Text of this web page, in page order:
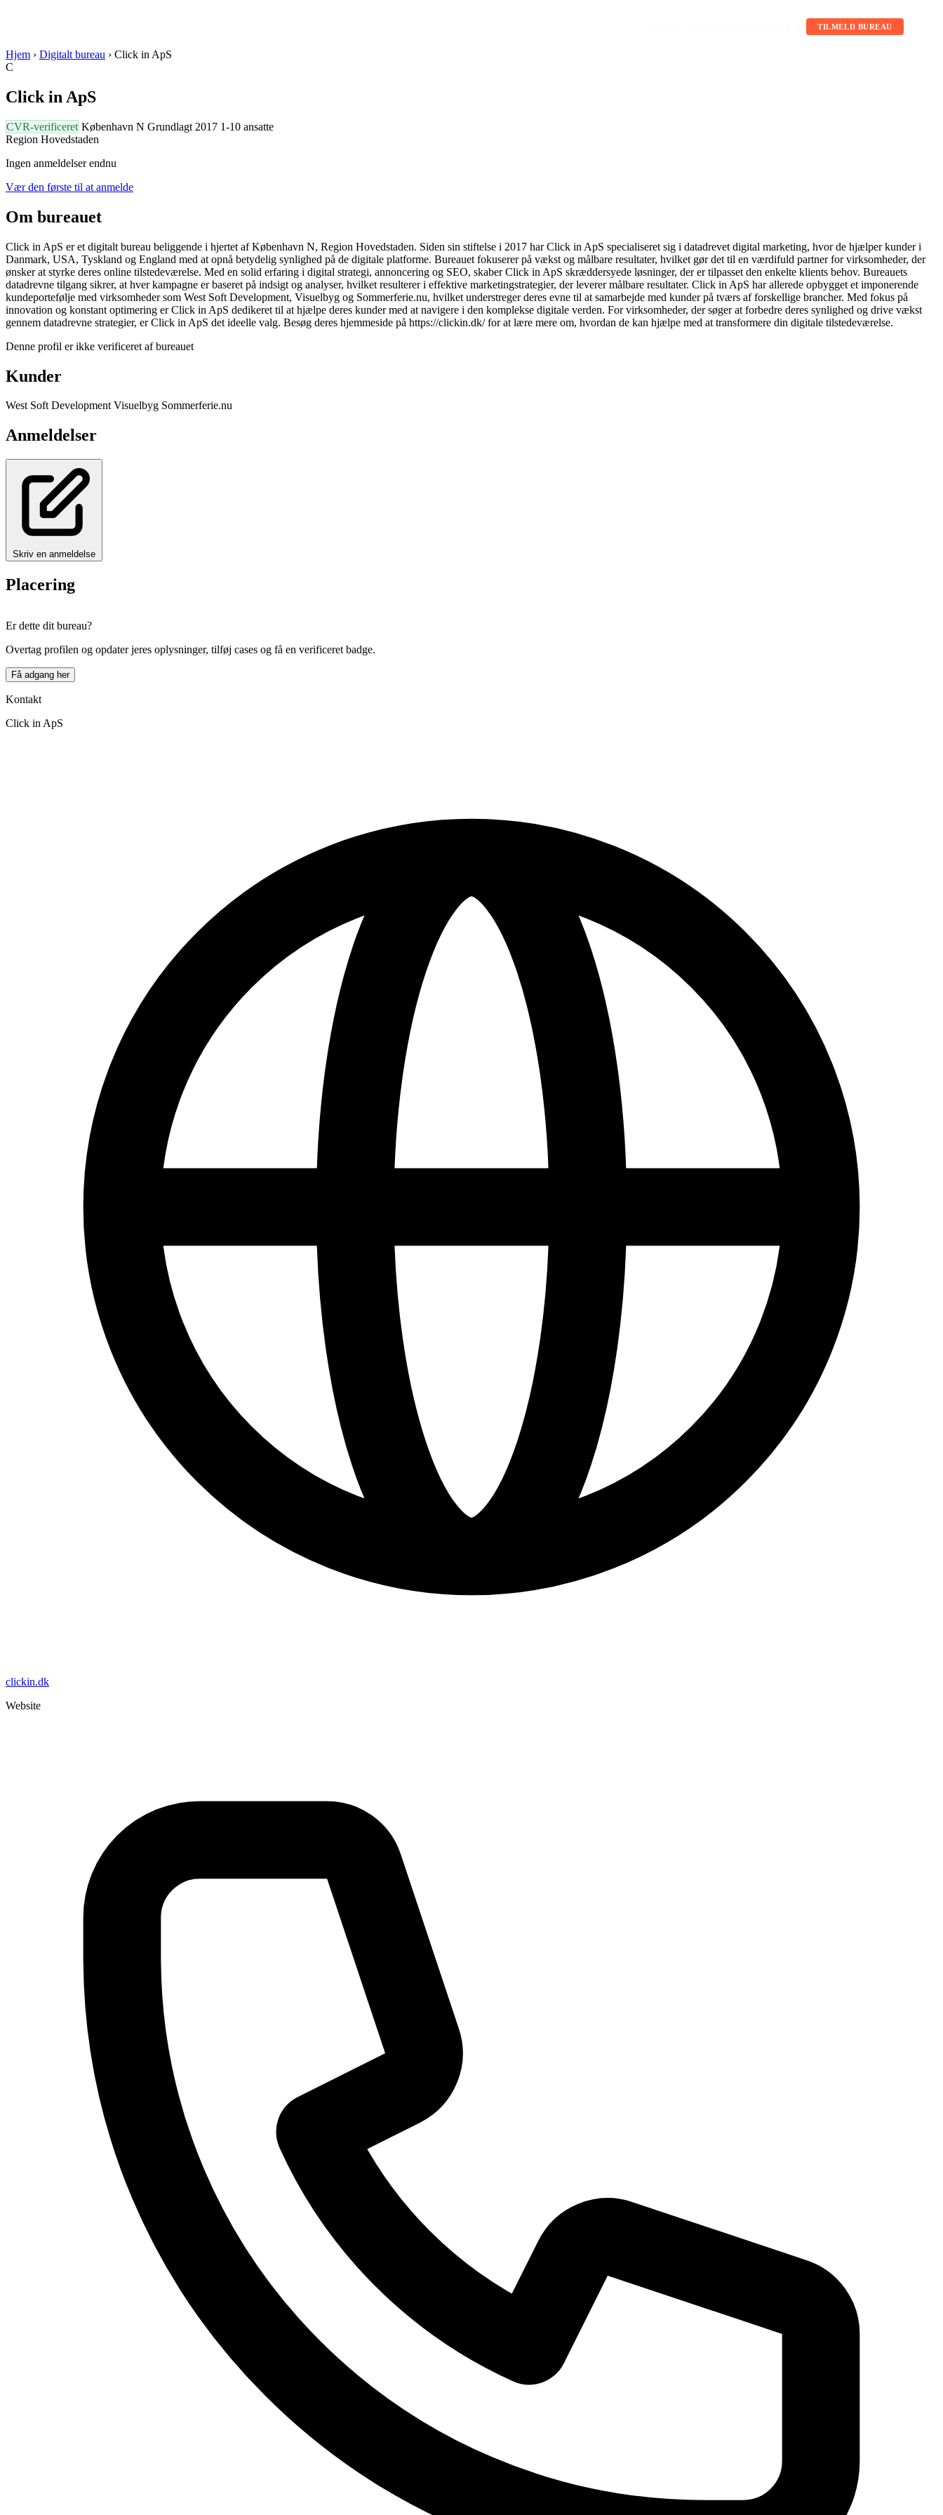
TILMELD BUREAU
Hjem › Digitalt bureau › Click in ApS
C
Click in ApS
CVR-verificeret København N Grundlagt 2017 1-10 ansatte
Region Hovedstaden
Ingen anmeldelser endnu
Vær den første til at anmelde
Om bureauet
Click in ApS er et digitalt bureau beliggende i hjertet af København N, Region Hovedstaden. Siden sin stiftelse i 2017 har Click in ApS specialiseret sig i datadrevet digital marketing, hvor de hjælper kunder i
Danmark, USA, Tyskland og England med at opnå betydelig synlighed på de digitale platforme. Bureauet fokuserer på vækst og målbare resultater, hvilket gør det til en værdifuld partner for virksomheder, der
ønsker at styrke deres online tilstedeværelse. Med en solid erfaring i digital strategi, annoncering og SEO, skaber Click in ApS skræddersyede løsninger, der er tilpasset den enkelte klients behov. Bureauets
datadrevne tilgang sikrer, at hver kampagne er baseret på indsigt og analyser, hvilket resulterer i effektive marketingstrategier, der leverer målbare resultater. Click in ApS har allerede opbygget et imponerende
kundeportefølje med virksomheder som West Soft Development, Visuelbyg og Sommerferie.nu, hvilket understreger deres evne til at samarbejde med kunder på tværs af forskellige brancher. Med fokus på
innovation og konstant optimering er Click in ApS dedikeret til at hjælpe deres kunder med at navigere i den komplekse digitale verden. For virksomheder, der søger at forbedre deres synlighed og drive vækst
gennem datadrevne strategier, er Click in ApS det ideelle valg. Besøg deres hjemmeside på https://clickin.dk/ for at lære mere om, hvordan de kan hjælpe med at transformere din digitale tilstedeværelse.
Denne profil er ikke verificeret af bureauet
Kunder
West Soft Development Visuelbyg Sommerferie.nu
Anmeldelser
Skriv en anmeldelse
Placering
+
−
Er dette dit bureau?
Overtag profilen og opdater jeres oplysninger, tilføj cases og få en verificeret badge.
Få adgang her
Kontakt
Click in ApS
clickin.dk
Website